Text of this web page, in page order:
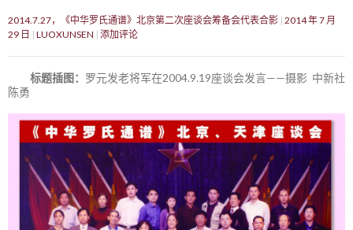
2014.7.27，《中华罗氏通谱》北京第二次座谈会筹备会代表合影 2014 年 7 月
29 日
LUOXUNSEN 添加评论
标题插图： 罗元发老将军在2004.9.19座谈会发言——摄影 中新社
陈勇